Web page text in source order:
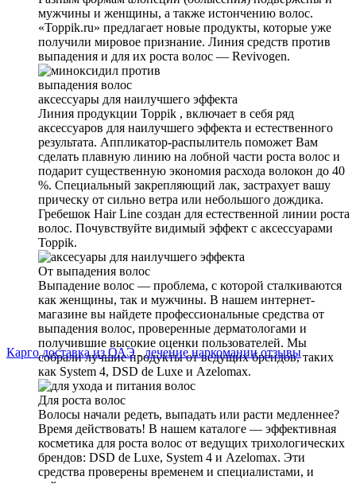
Карго доставка из ОАЭ.лечение наркомании отзывы
мужчины и женщины, а также истончению волос.
«Toppik.ru» предлагает новые продукты, которые уже
получили мировое признание. Линия средств против
выпадения и для их роста волос — Revivogen.
аксеcсуары для наилучшего эффекта
Линия продукции Toppik , включает в себя ряд
аксессуаров для наилучшего эффекта и естественного
результата. Аппликатор-распылитель поможет Вам
сделать плавную линию на лобной части роста волос и
подарит существенную экономия расхода волокон до 40
%. Специальный закрепляющий лак, застрахует вашу
прическу от сильно ветра или небольшого дождика.
Гребешок Hair Line создан для естественной линии роста
волос. Почувствуйте видимый эффект с аксессуарами
Toppik.
От выпадения волос
Выпадение волос — проблема, с которой сталкиваются
как женщины, так и мужчины. В нашем интернет-
магазине вы найдете профессиональные средства от
выпадения волос, проверенные дерматологами и
получившие высокие оценки пользователей. Мы
собрали лучшие продукты от ведущих брендов, таких
как System 4, DSD de Luxe и Azelomax.
Для роста волос
Волосы начали редеть, выпадать или расти медленнее?
Время действовать! В нашем каталоге — эффективная
косметика для роста волос от ведущих трихологических
брендов: DSD de Luxe, System 4 и Azelomax. Эти
средства проверены временем и специалистами, и